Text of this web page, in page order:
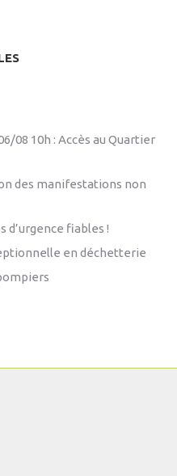
08 10h : Accès au Quartier
des manifestations non
d’urgence fiables !
en déchetterie